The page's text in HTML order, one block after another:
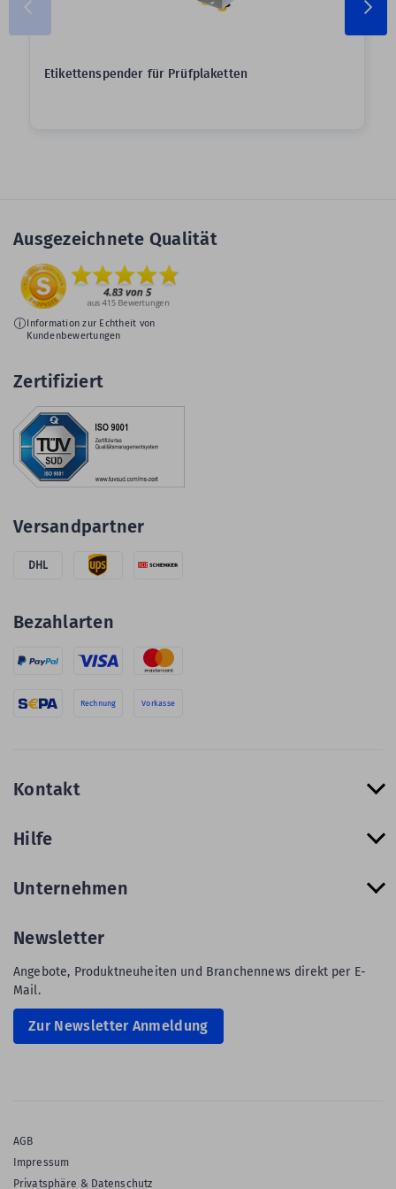
Etikettenspender für Prüfplaketten
Ausgezeichnete Qualität
Information zur Echtheit von
Kundenbewertungen
Zertifiziert
Versandpartner
DHL
Bezahlarten
Rechnung Vorkasse
Kontakt
Hilfe
Unternehmen
Newsletter
Angebote, Produktneuheiten und Branchennews direkt per E-
Mail.
Zur Newsletter Anmeldung
AGB
Impressum
Privatsphäre & Datenschutz